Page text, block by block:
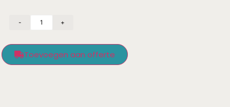
- +
Toevoegen aan offerte